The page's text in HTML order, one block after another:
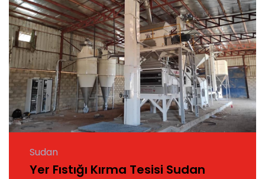
Sudan
Yer Fıstığı Kırma Tesisi Sudan